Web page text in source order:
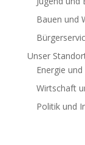
Bauen und
Unser
Energie
Wirtschaft
Politik und